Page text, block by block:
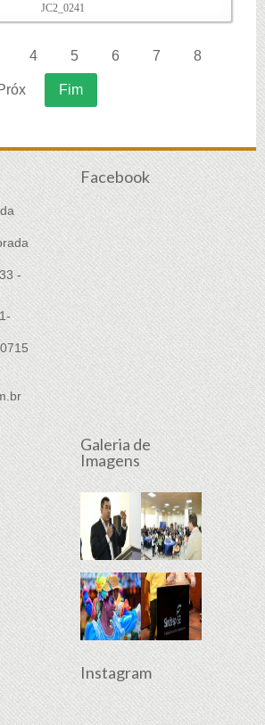
JC2_0241
4 5 6 7 8
Fim
-
Facebook
Galeria de
Imagens
Instagram